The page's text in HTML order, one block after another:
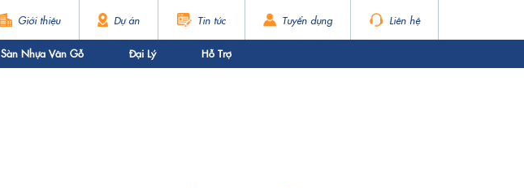
Giới thiệu Dự án Tin tức Tuyển dụng Liên hệ
Sàn Nhựa Vân Gỗ Đại Lý Hỗ Trợ